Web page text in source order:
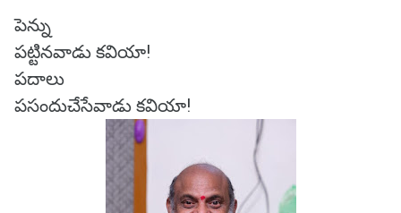
పెన్ను
పట్టినవాడు కవియా!
పదాలు
పసందుచేసేవాడు కవియా!